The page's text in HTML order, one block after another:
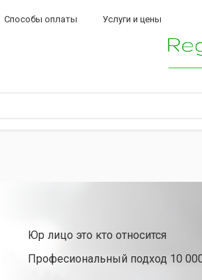
Способы оплаты Услуги и цены
Юр лицо это кто относится
Професиональный подход 10